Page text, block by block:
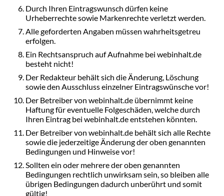
Durch Ihren Eintragswunsch dürfen keine
Urheberrechte sowie Markenrechte verletzt werden.
Alle geforderten Angaben müssen wahrheitsgetreu
erfolgen.
Ein Rechtsanspruch auf Aufnahme bei webinhalt.de
besteht nicht!
Der Redakteur behält sich die Änderung, Löschung
sowie den Ausschluss einzelner Eintragswünsche vor!
Der Betreiber von webinhalt.de übernimmt keine
Haftung für eventuelle Folgeschäden, welche durch
Ihren Eintrag bei webinhalt.de entstehen könnten.
Der Betreiber von webinhalt.de behält sich alle Rechte
sowie die jederzeitige Änderung der oben genannten
Bedingungen und Hinweise vor!
Sollten ein oder mehrere der oben genannten
Bedingungen rechtlich unwirksam sein, so bleiben alle
übrigen Bedingungen dadurch unberührt und somit
gültig!